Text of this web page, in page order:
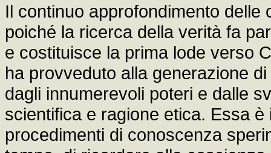
Il continuo approfondimento
poiché la ricerca della verità fa
e costituisce la prima lode verso
ha provveduto alla generazione
dagli innumerevoli poteri e dalle
scientifica e ragione etica. Essa
procedimenti di conoscenza